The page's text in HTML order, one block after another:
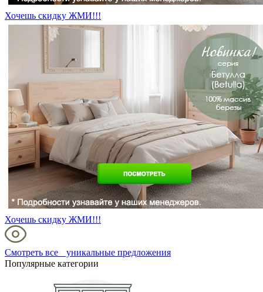
Хочешь скидку ЖМИ!!!
Хочешь скидку ЖМИ!!!
Смотреть все уникальные предложения
Популярные категории